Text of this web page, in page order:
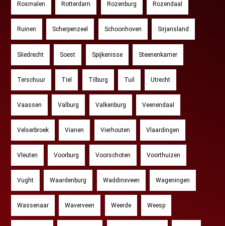
Rosmalen Rotterdam Rozenburg Rozendaal
Ruinen Scherpenzeel Schoonhoven Sirjansland
Sliedrecht Soest Spijkenisse Steenenkamer
Terschuur Tiel Tilburg Tuil Utrecht
Vaassen Valburg Valkenburg Veenendaal
Velserbroek Vianen Vierhouten Vlaardingen
Vleuten Voorburg Voorschoten Voorthuizen
Vught Waardenburg Waddinxveen Wageningen
Wassenaar Waverveen Weerde Weesp